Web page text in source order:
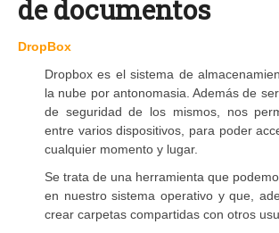
de documentos
DropBox
Dropbox es el sistema de
la nube por antonomasia. Además de
de seguridad de los mismos, nos
entre varios dispositivos, para poder
cualquier momento y lugar.
Se trata de una herramienta que
en nuestro sistema operativo y que,
crear carpetas compartidas con otros